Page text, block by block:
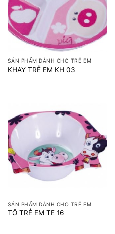
SẢN PHẨM DÀNH CHO TRẺ EM
KHAY TRẺ EM KH 03
SẢN PHẨM DÀNH CHO TRẺ EM
TÔ TRẺ EM TE 16